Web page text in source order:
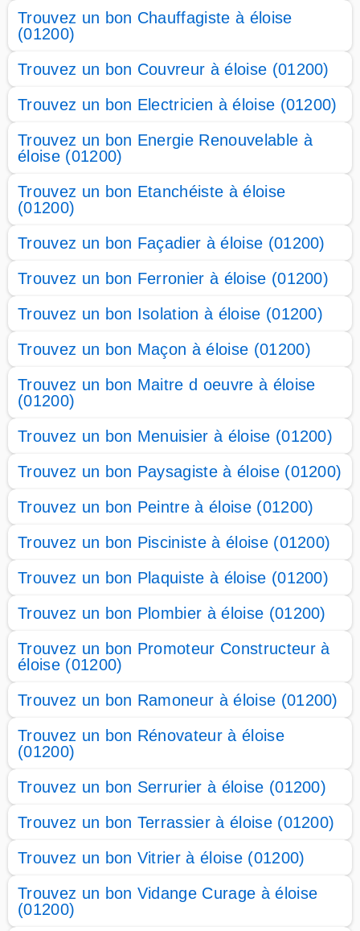
Trouvez un bon Chauffagiste à éloise
(01200)
Trouvez un bon Couvreur à éloise (01200)
Trouvez un bon Electricien à éloise (01200)
Trouvez un bon Energie Renouvelable à
éloise (01200)
Trouvez un bon Etanchéiste à éloise
(01200)
Trouvez un bon Façadier à éloise (01200)
Trouvez un bon Ferronier à éloise (01200)
Trouvez un bon Isolation à éloise (01200)
Trouvez un bon Maçon à éloise (01200)
Trouvez un bon Maitre d oeuvre à éloise
(01200)
Trouvez un bon Menuisier à éloise (01200)
Trouvez un bon Paysagiste à éloise (01200)
Trouvez un bon Peintre à éloise (01200)
Trouvez un bon Pisciniste à éloise (01200)
Trouvez un bon Plaquiste à éloise (01200)
Trouvez un bon Plombier à éloise (01200)
Trouvez un bon Promoteur Constructeur à
éloise (01200)
Trouvez un bon Ramoneur à éloise (01200)
Trouvez un bon Rénovateur à éloise
(01200)
Trouvez un bon Serrurier à éloise (01200)
Trouvez un bon Terrassier à éloise (01200)
Trouvez un bon Vitrier à éloise (01200)
Trouvez un bon Vidange Curage à éloise
(01200)